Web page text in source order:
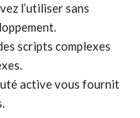
l’utiliser sans
scripts complexes
active vous fournit